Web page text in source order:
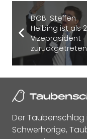
DGB: Steffen
Helbing ist als
Vizepräsident
zurückgetreten
Der Taubenschlag
Schwerhörige,